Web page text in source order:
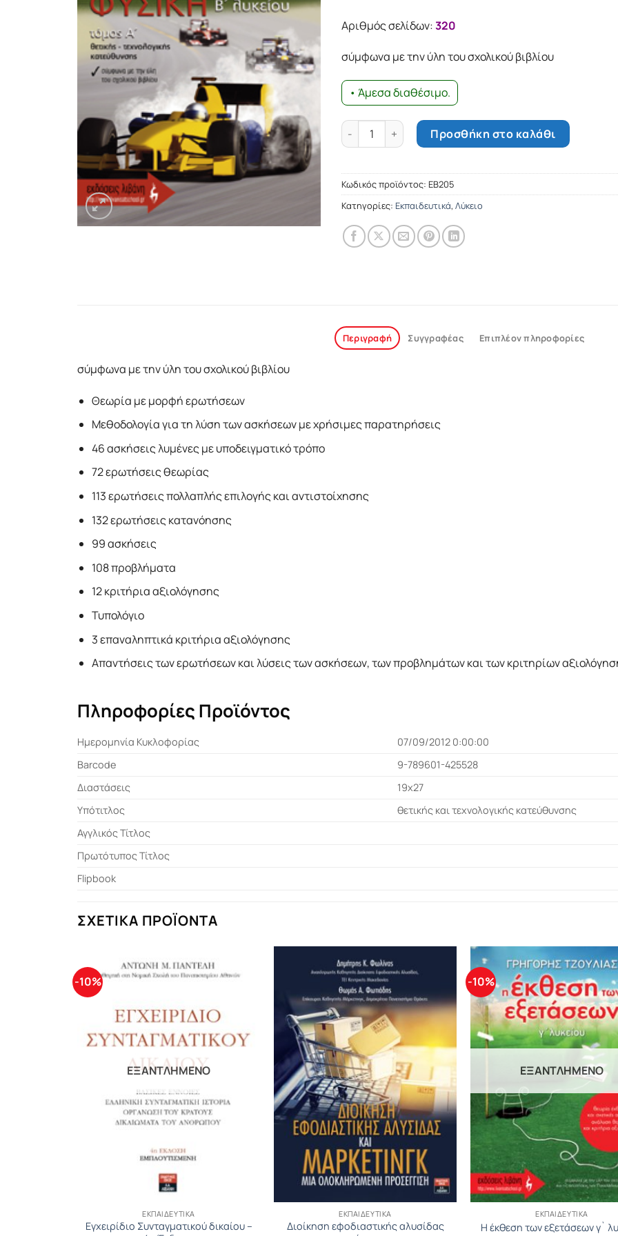
14.92€.
Αριθμός σελίδων:320
σύμφωνα με την ύλη του σχολικού βιβλίου
• Άμεσα διαθέσιμο.
Φυσική B΄ Λυκείου - τόμος A΄ ποσότητα
Προσθήκη στο καλάθι
Κωδικός προϊόντος:ΕΒ205
Κατηγορίες: Εκπαιδευτικά,Λύκειο
Περιγραφή Συγγραφέας Επιπλέον πληροφορίες
σύμφωνα με την ύλη του σχολικού βιβλίου
Θεωρία µε µορφή ερωτήσεων
Μεθοδολογία για τη λύση των ασκήσεων µε χρήσιµες παρατηρήσεις
46 ασκήσεις λυµένες µε υποδειγµατικό τρόπο
72 ερωτήσεις θεωρίας
113 ερωτήσεις πολλαπλής επιλογής και αντιστοίχησης
132 ερωτήσεις κατανόησης
99 ασκήσεις
108 προβλήµατα
12 κριτήρια αξιολόγησης
Τυπολόγιο
3 επαναληπτικά κριτήρια αξιολόγησης
Απαντήσεις των ερωτήσεων και λύσεις των ασκήσεων, των προβληµάτων και των κριτηρίων
Πληροφορίες Προϊόντος
Ημερομηνία Κυκλοφορίας
07/09/2012 0:00:00
Barcode
9-789601-425528
Διαστάσεις
19x27
Υπότιτλος
θετικής και τεχνολογικής κατεύθυνσης
Αγγλικός Τίτλος
Πρωτότυπος Τίτλος
Flipbook
ΣΧΕΤΙΚΆ ΠΡΟΪΌΝΤΑ
-10%
ΕΞΑΝΤΛΗΜΈΝΟ
ΕΚΠΑΙΔΕΥΤΙΚΆ
Εγχειρίδιο Συνταγματικού δικαίου –
ΕΚΠΑΙΔΕΥΤΙΚΆ
Διοίκηση εφοδιαστικής αλυσίδας
-10%
ΕΞΑΝΤΛΗΜΈΝΟ
ΕΚΠΑΙΔΕΥΤΙΚΆ
Η έκθεση των εξετάσεων γ`